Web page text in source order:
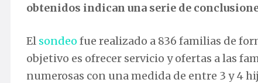
obtenidos indican una serie de
El sondeo fue realizado a 836 familias de
objetivo es ofrecer servicio y ofertas a las
numerosas con una medida de entre 3 y 4